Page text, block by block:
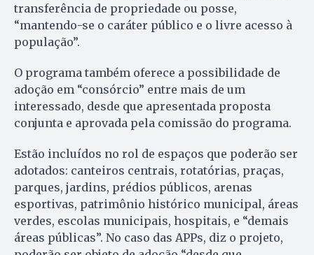
transferência de propriedade ou posse,
“mantendo-se o caráter público e o livre acesso à
população”.
O programa também oferece a possibilidade de
adoção em “consórcio” entre mais de um
interessado, desde que apresentada proposta
conjunta e aprovada pela comissão do programa.
Estão incluídos no rol de espaços que poderão ser
adotados: canteiros centrais, rotatórias, praças,
parques, jardins, prédios públicos, arenas
esportivas, patrimônio histórico municipal, áreas
verdes, escolas municipais, hospitais, e “demais
áreas públicas”. No caso das APPs, diz o projeto,